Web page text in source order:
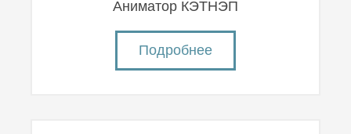
Аниматор КЭТНЭП
Подробнее